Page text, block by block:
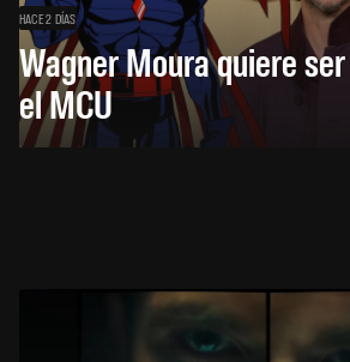
HACE 2 DÍAS
Wagner Moura quiere
el MCU